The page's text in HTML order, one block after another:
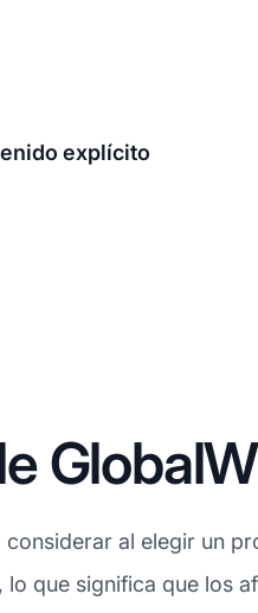
explícito
al elegir un
lo que significa que los